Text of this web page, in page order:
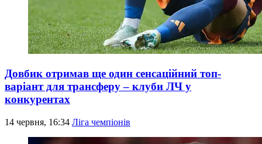
Довбик отримав ще один сенсаційний топ-
варіант для трансферу – клуби ЛЧ у
конкурентах
14 червня, 16:34 Ліга чемпіонів